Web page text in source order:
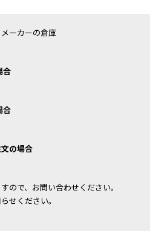
ーカーの倉庫
合
合
の場合
ので、お問い合わせください。
せください。